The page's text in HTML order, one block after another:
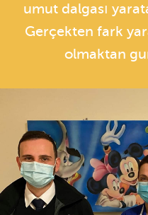
umut dalgası
Gerçekten fark
olmaktan